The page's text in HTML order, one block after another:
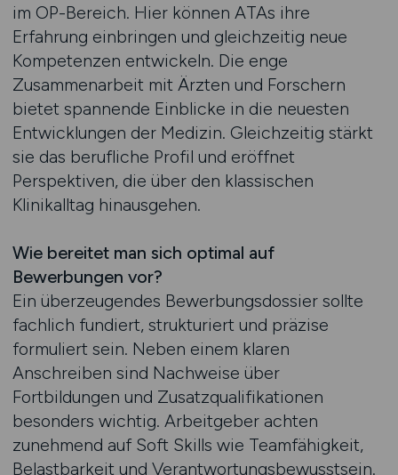
im OP-Bereich. Hier können ATAs ihre
Erfahrung einbringen und gleichzeitig neue
Kompetenzen entwickeln. Die enge
Zusammenarbeit mit Ärzten und Forschern
bietet spannende Einblicke in die neuesten
Entwicklungen der Medizin. Gleichzeitig stärkt
sie das berufliche Profil und eröffnet
Perspektiven, die über den klassischen
Klinikalltag hinausgehen.
Wie bereitet man sich optimal auf
Bewerbungen vor?
Ein überzeugendes Bewerbungsdossier sollte
fachlich fundiert, strukturiert und präzise
formuliert sein. Neben einem klaren
Anschreiben sind Nachweise über
Fortbildungen und Zusatzqualifikationen
besonders wichtig. Arbeitgeber achten
zunehmend auf Soft Skills wie Teamfähigkeit,
Belastbarkeit und Verantwortungsbewusstsein.